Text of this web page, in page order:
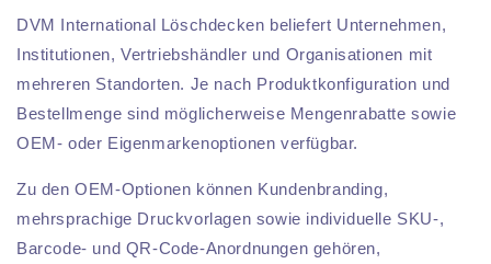
DVM International Löschdecken beliefert Unternehmen,
Institutionen, Vertriebshändler und Organisationen mit
mehreren Standorten. Je nach Produktkonfiguration und
Bestellmenge sind möglicherweise Mengenrabatte sowie
OEM- oder Eigenmarkenoptionen verfügbar.
Zu den OEM-Optionen können Kundenbranding,
mehrsprachige Druckvorlagen sowie individuelle SKU-,
Barcode- und QR-Code-Anordnungen gehören,